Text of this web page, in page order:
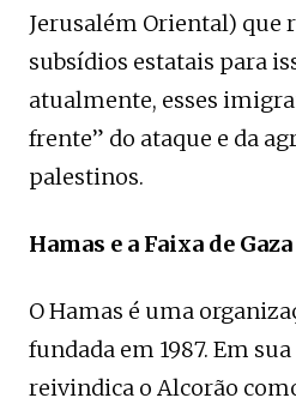
Jerusalém Oriental) que
subsídios estatais para
atualmente, esses
frente” do ataque e da
palestinos.
Hamas e a Faixa de Gaza
O Hamas é uma
fundada em 1987. Em
reivindica o Alcorão